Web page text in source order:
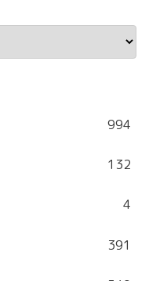
994
132
4
391